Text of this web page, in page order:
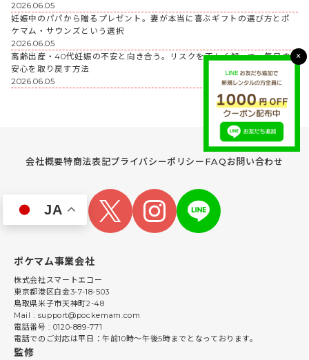
2026.06.05
妊娠中のパパから贈るプレゼント。妻が本当に喜ぶギフトの選び方とポ
ケマム・サウンズという選択
2026.06.05
高齢出産・40代妊娠の不安と向き合う。リスクを正しく知って、毎日の
安心を取り戻す方法
2026.06.05
×
会社概要特商法表記プライバシーポリシーFAQお問い合わせ
ポケマム事業会社
株式会社スマートエコー
東京都港区白金3-7-18-503
鳥取県米子市天神町2-48
Mail : support@pockemam.com
電話番号 : 0120-889-771
電話でのご対応は平日：午前10時〜午後5時までとなっております。
監修
JA